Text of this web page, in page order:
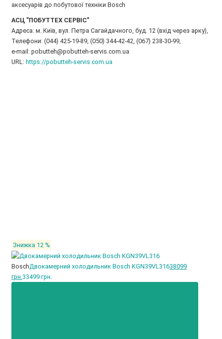
аксесуарів до побутової техніки Bosch
АСЦ "ПОБУТТЕХ СЕРВІС"
Адреса: м. Київ, вул. Петра Сагайдачного, буд. 12 (вхід через арку),
Телефони: (044) 425-19-89, (050) 344-42-42, (067) 238-30-99,
e-mail: pobutteh@pobutteh-servis.com.ua
URL: https://pobutteh-servis.com.ua
Знижка 12 %
BoschДвокамерний холодильник Bosch KGN39VL31638099
грн.33499 грн.